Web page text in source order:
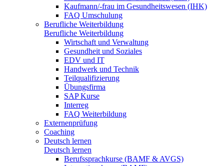
Kaufmann/-frau im Gesundheitswesen (IHK)
FAQ Umschulung
Berufliche Weiterbildung
Berufliche Weiterbildung
Wirtschaft und Verwaltung
Gesundheit und Soziales
EDV und IT
Handwerk und Technik
Teilqualifizierung
Übungsfirma
SAP Kurse
Interreg
FAQ Weiterbildung
Externenprüfung
Coaching
Deutsch lernen
Deutsch lernen
Berufssprachkurse (BAMF & AVGS)